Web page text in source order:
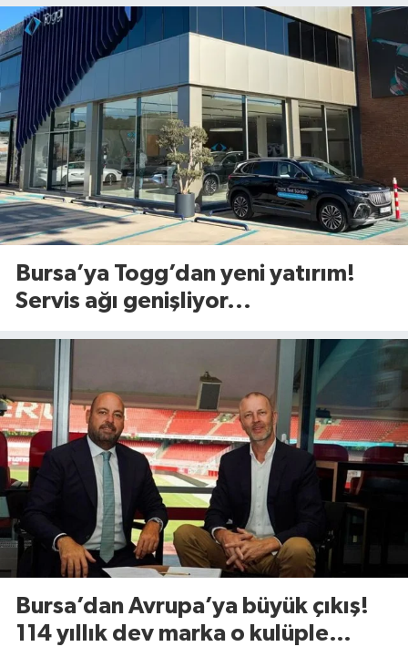
Bursa’ya Togg’dan yeni yatırım!
Servis ağı genişliyor...
Bursa’dan Avrupa’ya büyük çıkış!
114 yıllık dev marka o kulüple